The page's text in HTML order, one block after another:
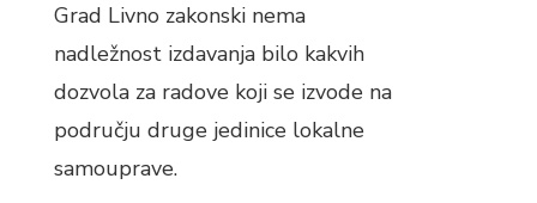
Grad Livno zakonski nema
nadležnost izdavanja bilo kakvih
dozvola za radove koji se izvode na
području druge jedinice lokalne
samouprave.